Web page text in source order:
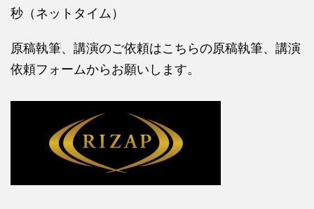
秒（ネットタイム）
原稿執筆、講演のご依頼はこちらの原稿執筆、講演
依頼フォームからお願いします。